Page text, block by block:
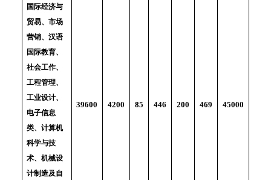
国际经济与
贸易、市场
营销、汉语
国际教育、
社会工作、
工程管理、
工业设计、
电子信息
类、计算机
科学与技
术、机械设
计制造及自
39600 4200 85 446 200 469 45000